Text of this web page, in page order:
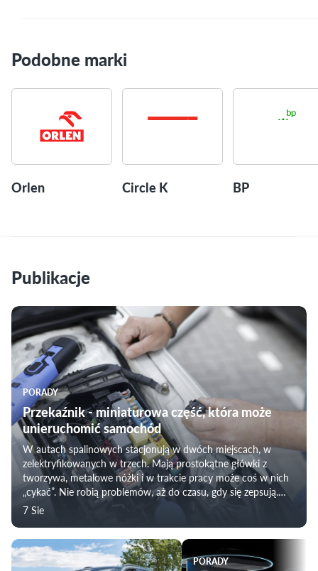
Podobne marki
Orlen Circle K BP
Publikacje
PORADY
Przekaźnik - miniaturowa część, która może
unieruchomić samochód
W autach spalinowych stacjonują w dwóch miejscach, w
zelektryfikowanych w trzech. Mają prostokątne główki z
tworzywa, metalowe nóżki i w trakcie pracy może coś w nich
„cykać”. Nie robią problemów, aż do czasu, gdy się zepsują.
Awaria przekaźnika może skutecznie unieruchomić samochód,
wymieniać.
7 Sie
PORADY